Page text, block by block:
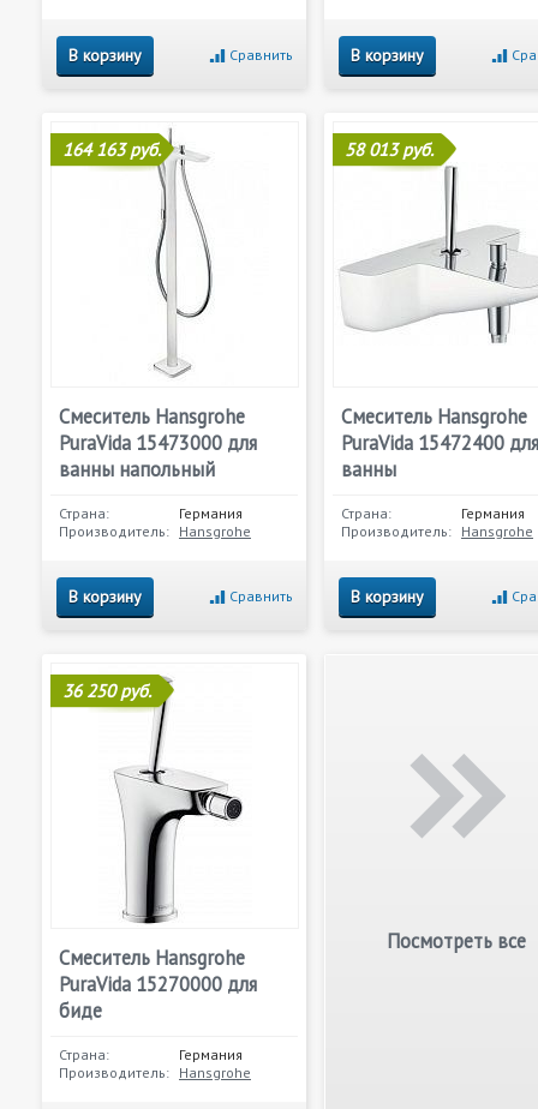
В корзину Сравнить В корзину
164 163 руб.
Смеситель Hansgrohe
PuraVida 15473000 для
ванны напольный
Страна:
Германия
Производитель: Hansgrohe
В корзину Сравнить
58 013 руб.
Смеситель Hansgrohe
PuraVida 15472400 для
ванны
Страна:
Германия
Производитель: Hansgrohe
В корзину
36 250 руб.
Смеситель Hansgrohe
PuraVida 15270000 для
биде
Страна:
Германия
Производитель: Hansgrohe
Посмотреть все